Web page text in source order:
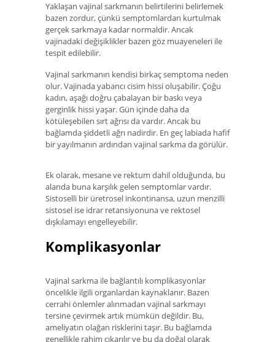
Yaklaşan vajinal sarkmanın belirtilerini belirlemek
bazen zordur, çünkü semptomlardan kurtulmak
gerçek sarkmaya kadar normaldir. Ancak
vajinadaki değişiklikler bazen göz muayeneleri ile
tespit edilebilir.
Vajinal sarkmanın kendisi birkaç semptoma neden
olur. Vajinada yabancı cisim hissi oluşabilir. Çoğu
kadın, aşağı doğru çabalayan bir baskı veya
gerginlik hissi yaşar. Gün içinde daha da
kötüleşebilen sırt ağrısı da vardır. Ancak bu
bağlamda şiddetli ağrı nadirdir. En geç labiada hafif
bir yayılmanın ardından vajinal sarkma da görülür.
Ek olarak, mesane ve rektum dahil olduğunda, bu
alanda buna karşılık gelen semptomlar vardır.
Sistoselli bir üretrosel inkontinansa, uzun menzilli
sistosel ise idrar retansiyonuna ve rektosel
dışkılamayı engelleyebilir.
Komplikasyonlar
Vajinal sarkma ile bağlantılı komplikasyonlar
öncelikle ilgili organlardan kaynaklanır. Bazen
cerrahi önlemler alınmadan vajinal sarkmayı
tersine çevirmek artık mümkün değildir. Bu,
ameliyatın olağan risklerini taşır. Bu bağlamda
genellikle rahim çıkarılır ve bu da doğal olarak